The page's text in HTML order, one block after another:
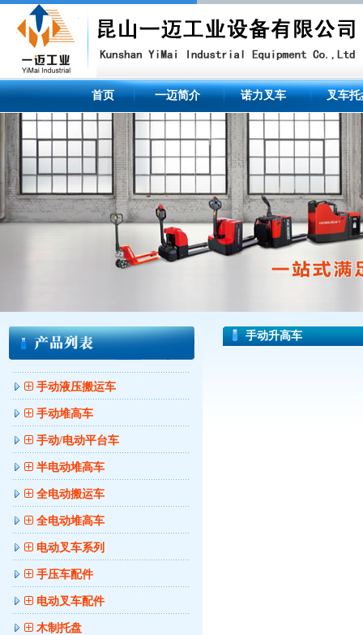
首页 一迈简介 诺力叉车 叉车托
手动液压搬运车
手动堆高车
手动/电动平台车
半电动堆高车
全电动搬运车
全电动堆高车
电动叉车系列
手压车配件
电动叉车配件
木制托盘
手动升高车